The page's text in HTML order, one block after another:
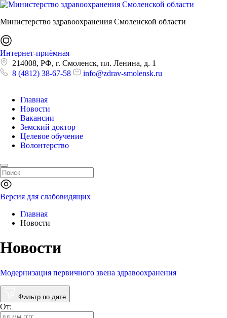
Министерство здравоохранения Смоленской области
Интернет-приёмная
214008, РФ, г. Смоленск, пл. Ленина, д. 1
8 (4812) 38-67-58
info@zdrav-smolensk.ru
Главная
Новости
Вакансии
Земский доктор
Целевое обучение
Волонтерство
Версия для слабовидящих
Главная
Новости
Новости
Модернизация первичного звена здравоохранения
Фильтр по дате
От: